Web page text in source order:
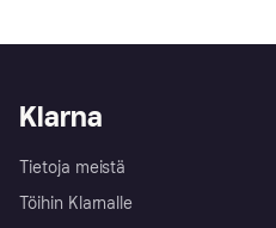
Klarna
Tietoja meistä
Töihin Klarnalle